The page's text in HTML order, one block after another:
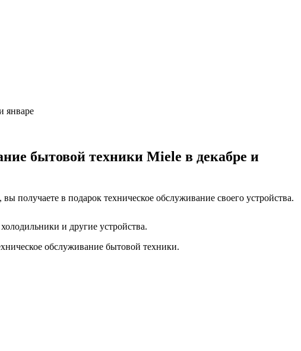
январе
бытовой техники Miele в декабре и
получаете в подарок техническое обслуживание своего устройства.
и другие устройства.
обслуживание бытовой техники.